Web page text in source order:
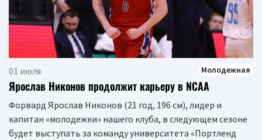
01 июля Молодежная
Ярослав Никонов продолжит карьеру в NCAA
Форвард Ярослав Никонов (21 год, 196 см), лидер и
капитан «молодежки» нашего клуба, в следующем сезоне
будет выступать за команду университета «Портленд